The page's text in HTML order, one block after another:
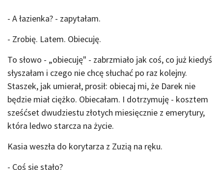
- A łazienka? - zapytałam.
- Zrobię. Latem. Obiecuję.
To słowo - „obiecuję" - zabrzmiało jak coś, co już kiedyś
słyszałam i czego nie chcę słuchać po raz kolejny.
Staszek, jak umierał, prosił: obiecaj mi, że Darek nie
będzie miał ciężko. Obiecałam. I dotrzymuję - kosztem
sześćset dwudziestu złotych miesięcznie z emerytury,
która ledwo starcza na życie.
Kasia weszła do korytarza z Zuzią na ręku.
- Coś się stało?